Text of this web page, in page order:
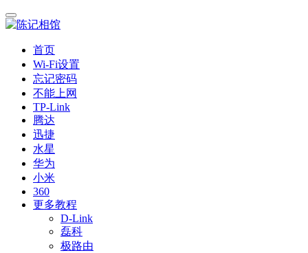
首页
Wi-Fi设置
忘记密码
不能上网
TP-Link
腾达
迅捷
水星
华为
小米
360
更多教程
D-Link
磊科
极路由